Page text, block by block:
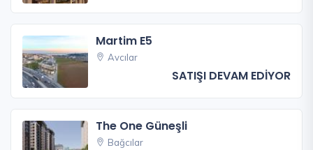
Martim E5
Avcılar
SATIŞI DEVAM EDİYOR
The One Güneşli
Bağcılar